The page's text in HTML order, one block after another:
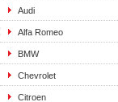
Audi
Alfa Romeo
BMW
Chevrolet
Citroen